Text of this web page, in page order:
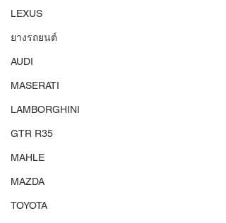
LEXUS
ยางรถยนต์
AUDI
MASERATI
LAMBORGHINI
GTR R35
MAHLE
MAZDA
TOYOTA